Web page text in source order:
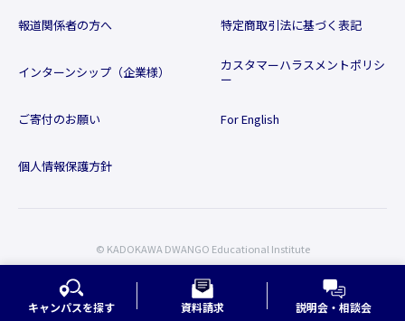
報道関係者の方へ
インターンシップ（企業様）
ご寄付のお願い
個人情報保護方針
特定商取引法に基づく表記
カスタマーハラスメントポリシ
ー
For English
© KADOKAWA DWANGO Educational Institute
キャンパスを探す 資料請求 説明会・相談会